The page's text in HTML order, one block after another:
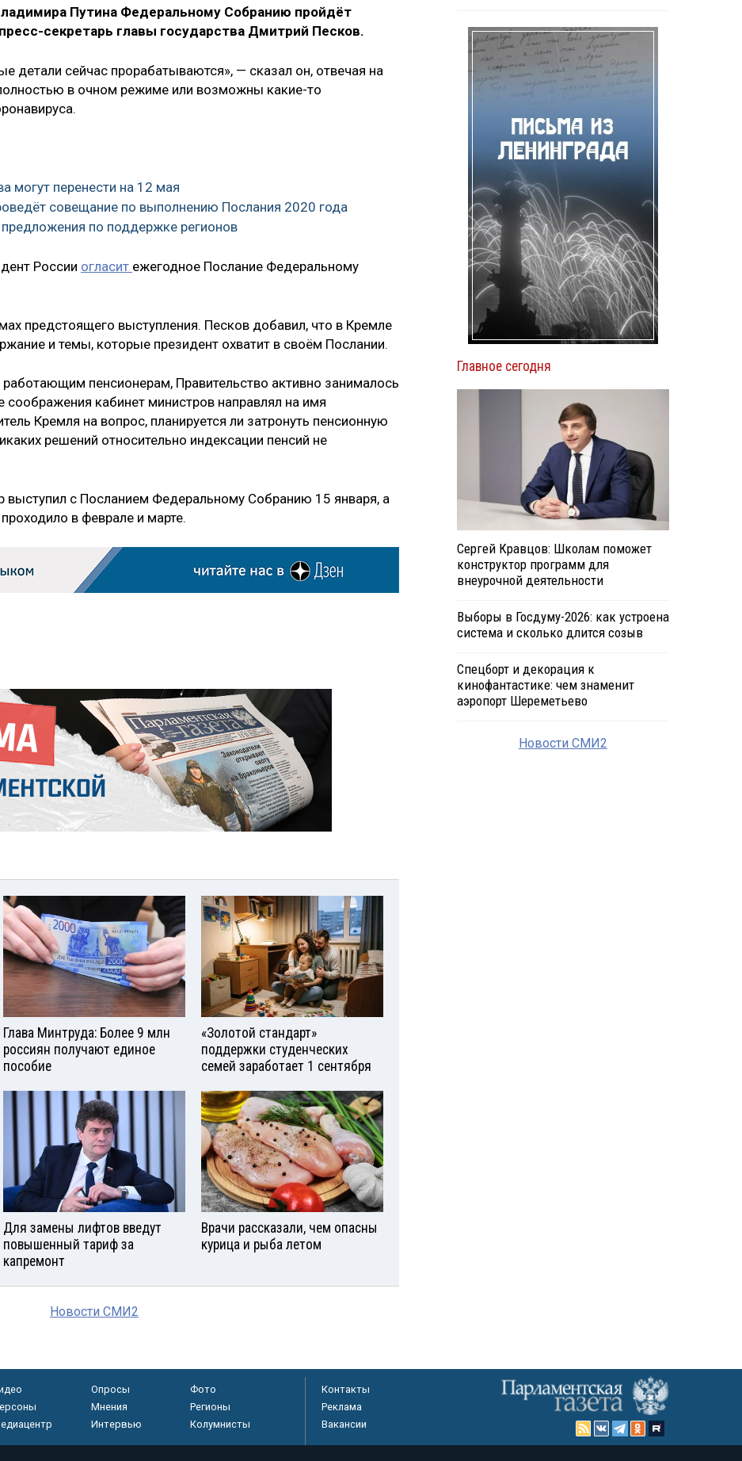
Путина Федеральному Собранию пройдёт
секретарь главы государства Дмитрий Песков.
детали сейчас прорабатываются», — сказал он, отвечая на
в очном режиме или возможны какие-то
могут перенести на 12 мая
совещание по выполнению Послания 2020 года
по поддержке регионов
России огласит ежегодное Послание Федеральному
предстоящего выступления. Песков добавил, что в Кремле
и темы, которые президент охватит в своём Послании.
работающим пенсионерам, Правительство активно занималось
соображения кабинет министров направлял на имя
Кремля на вопрос, планируется ли затронуть пенсионную
решений относительно индексации пенсий не
выступил с Посланием Федеральному Собранию 15 января, а
в феврале и марте.
Глава Минтруда: Более 9 млн
россиян получают единое
пособие
«Золотой стандарт»
поддержки студенческих
семей заработает 1 сентября
Для замены лифтов введут
повышенный тариф за
капремонт
Врачи рассказали, чем опасны
курица и рыба летом
Новости СМИ2
Главное сегодня
Сергей Кравцов: Школам поможет
конструктор программ для
внеурочной деятельности
Выборы в Госдуму-2026: как устроена
система и сколько длится созыв
Спецборт и декорация к
кинофантастике: чем знаменит
аэропорт Шереметьево
Новости СМИ2
Опросы
Фото
Мнения
Регионы
Интервью Колумнисты
Контакты
Реклама
Вакансии